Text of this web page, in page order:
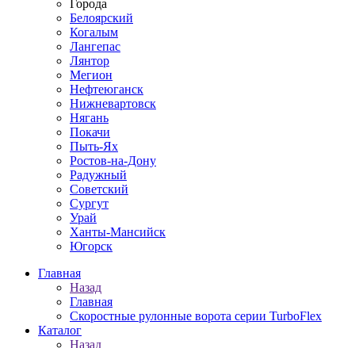
Города
Белоярский
Когалым
Лангепас
Лянтор
Мегион
Нефтеюганск
Нижневартовск
Нягань
Покачи
Пыть-Ях
Рoстов-на-Дону
Радужный
Советский
Сургут
Урай
Ханты-Мансийск
Югорск
Главная
Назад
Главная
Скоростные рулонные ворота серии TurboFlex
Каталог
Назад